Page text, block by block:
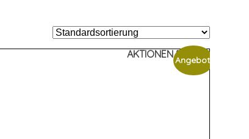
AKTIONEN %%%
Angebot!